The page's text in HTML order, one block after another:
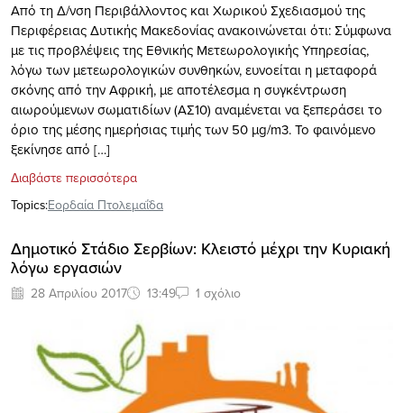
Από τη Δ/νση Περιβάλλοντος και Χωρικού Σχεδιασμού της
Περιφέρειας Δυτικής Μακεδονίας ανακοινώνεται ότι: Σύμφωνα
με τις προβλέψεις της Εθνικής Μετεωρολογικής Υπηρεσίας,
λόγω των μετεωρολογικών συνθηκών, ευνοείται η μεταφορά
σκόνης από την Αφρική, με αποτέλεσμα η συγκέντρωση
αιωρούμενων σωματιδίων (ΑΣ10) αναμένεται να ξεπεράσει το
όριο της μέσης ημερήσιας τιμής των 50 μg/m3. Το φαινόμενο
ξεκίνησε από […]
Διαβάστε περισσότερα
Topics:Εορδαία Πτολεμαΐδα
Δημοτικό Στάδιο Σερβίων: Κλειστό μέχρι την Κυριακή
λόγω εργασιών
28 Απριλίου 2017 13:49 1 σχόλιο